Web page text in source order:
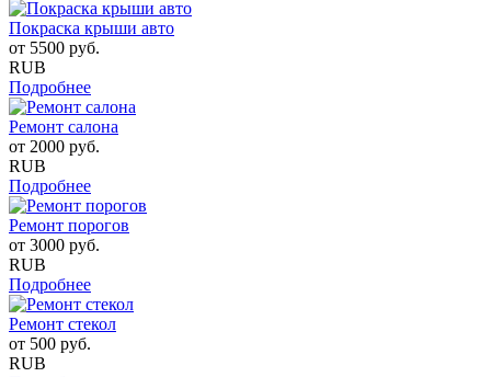
Покраска крыши авто
от 5500 руб.
RUB
Подробнее
Ремонт салона
от 2000 руб.
RUB
Подробнее
Ремонт порогов
от 3000 руб.
RUB
Подробнее
Ремонт стекол
от 500 руб.
RUB